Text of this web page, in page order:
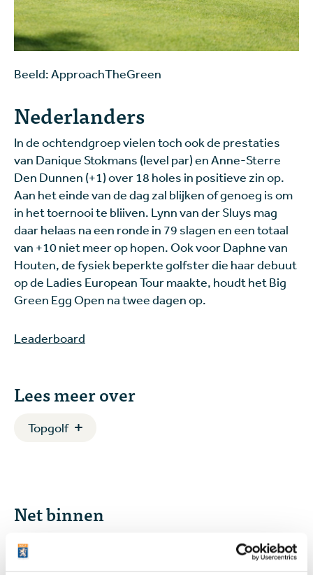
Beeld: ApproachTheGreen
Nederlanders
In de ochtendgroep vielen toch ook de prestaties
van Danique Stokmans (level par) en Anne-Sterre
Den Dunnen (+1) over 18 holes in positieve zin op.
Aan het einde van de dag zal blijken of genoeg is om
in het toernooi te bliiven. Lynn van der Sluys mag
daar helaas na een ronde in 79 slagen en een totaal
van +10 niet meer op hopen. Ook voor Daphne van
Houten, de fysiek beperkte golfster die haar debuut
op de Ladies European Tour maakte, houdt het Big
Green Egg Open na twee dagen op.
Leaderboard
Lees meer over
Topgolf
Net binnen
Vandaag
Solheim Cup feestje voor (kleine) kinderen en